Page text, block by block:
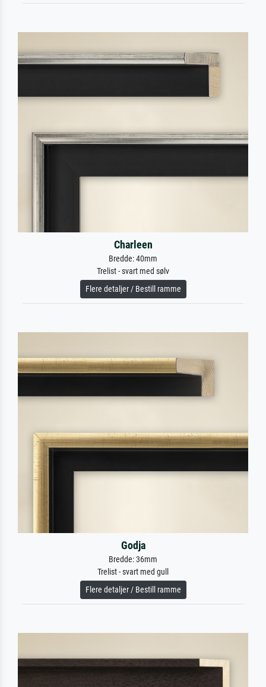
Charleen
Bredde: 40mm
Trelist - svart med sølv
Flere detaljer / Bestill ramme
Godja
Bredde: 36mm
Trelist - svart med gull
Flere detaljer / Bestill ramme